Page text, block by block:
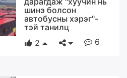
шинэ болсон
автобусны хэрэг"-
тэй танилц
2
6